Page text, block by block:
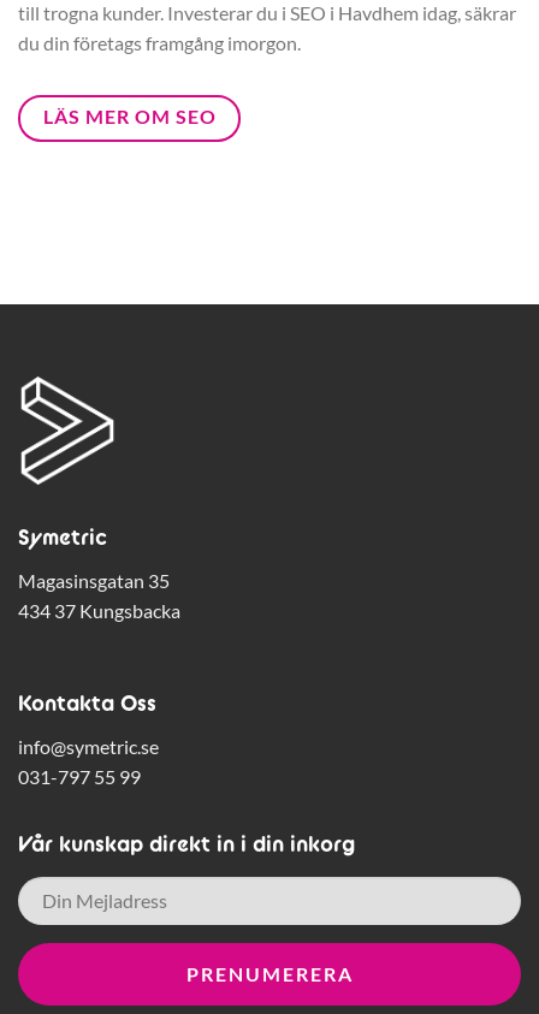
till trogna kunder. Investerar du i SEO i Havdhem idag, säkrar
du din företags framgång imorgon.
LÄS MER OM SEO
Symetric
Magasinsgatan 35
434 37 Kungsbacka
Kontakta Oss
info@symetric.se
031-797 55 99
Vår kunskap direkt in i din inkorg
E-
post *